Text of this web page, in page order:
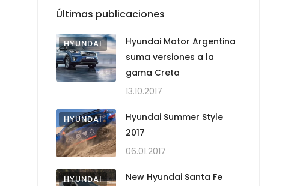
Últimas publicaciones
HYUNDAI
Hyundai Motor Argentina
suma versiones a la
gama Creta
13.10.2017
HYUNDAI
Hyundai Summer Style
2017
06.01.2017
HYUNDAI
New Hyundai Santa Fe